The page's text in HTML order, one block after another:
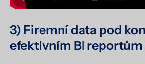
3) Firemní data pod
efektivním BI reportům